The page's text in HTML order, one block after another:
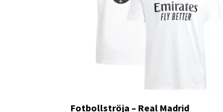
Fotbollströja – Real Madrid